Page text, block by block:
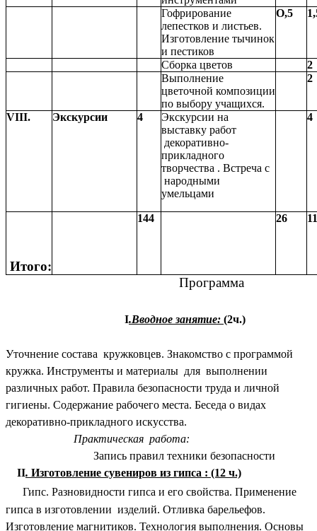
Гофрирование
лепестков и листьев.
Изготовление тычинок
и пестиков
О,5
Сборка цветов
2
Выполнение
цветочной композиции
по выбору учащихся.
2
VIII. Экскурсии 4
Экскурсии на
выставку работ
декоративно-
прикладного
творчества . Встреча с
народными
умельцами
4
Итого:
144 26
Программа
I.Вводное занятие: (2ч.)
Уточнение состава кружковцев. Знакомство с программой
кружка. Инструменты и материалы для выполнении
различных работ. Правила безопасности труда и личной
гигиены. Содержание рабочего места. Беседа о видах
декоративно-прикладного искусства.
Практическая работа:
Запись правил техники безопасности
II. Изготовление сувениров из гипса : (12 ч.)
Гипс. Разновидности гипса и его свойства. Применение
гипса в изготовлении изделий. Отливка барельефов.
Изготовление магнитиков. Технология выполнения. Основы